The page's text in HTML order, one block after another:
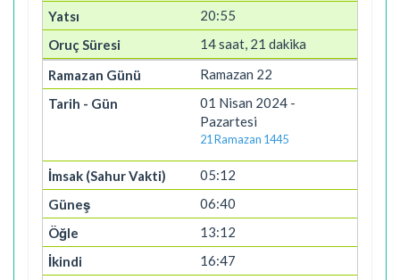
20:55
14 saat, 21 dakika
Ramazan 22
01 Nisan 2024 -
Pazartesi
21 Ramazan 1445
05:12
06:40
13:12
16:47